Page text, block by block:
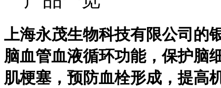
上海永茂生物科技有限公司的
脑血管血液循环功能，保护脑
肌梗塞，预防血栓形成，提高